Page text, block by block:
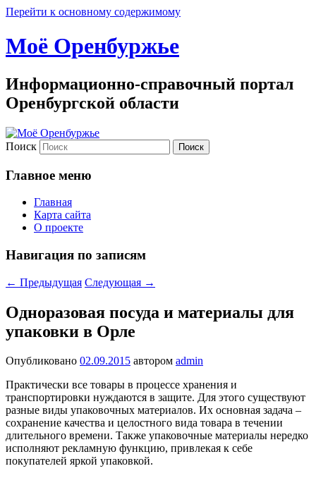
Перейти к основному содержимому
Моё Оренбуржье
Информационно-справочный портал
Оренбургской области
Поиск
Главное меню
Главная
Карта сайта
О проекте
Навигация по записям
← Предыдущая Следующая →
Одноразовая посуда и материалы для
упаковки в Орле
Опубликовано 02.09.2015 автором admin
Практически все товары в процессе хранения и
транспортировки нуждаются в защите. Для этого существуют
разные виды упаковочных материалов. Их основная задача –
сохранение качества и целостного вида товара в течении
длительного времени. Также упаковочные материалы нередко
исполняют рекламную функцию, привлекая к себе
покупателей яркой упаковкой.